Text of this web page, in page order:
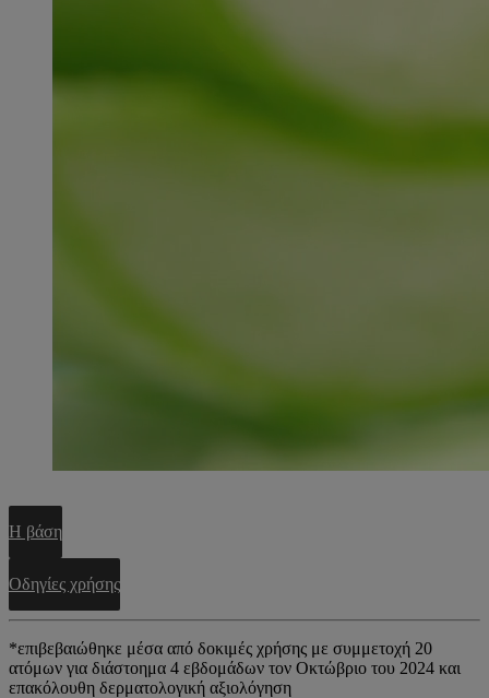
Η βάση
Οδηγίες χρήσης
*επιβεβαιώθηκε μέσα από δοκιμές χρήσης με συμμετοχή 20
ατόμων για διάστοημα 4 εβδομάδων τον Οκτώβριο του 2024 και
επακόλουθη δερματολογική αξιολόγηση